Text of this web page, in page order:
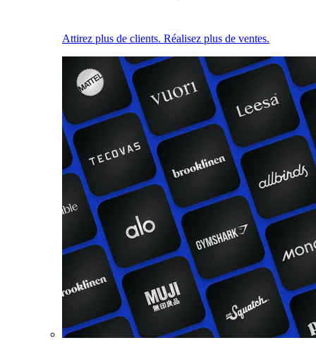
Attirez plus de clients. Réalisez plus de ventes.